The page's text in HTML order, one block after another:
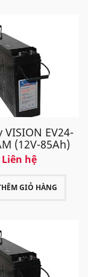
VISION EV24-
(12V-85Ah)
Liên hệ
GIỎ HÀNG